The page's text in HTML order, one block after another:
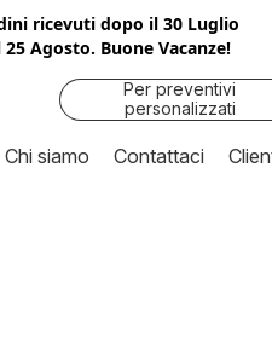
ricevuti dopo il 30 Luglio
Agosto. Buone Vacanze!
Per preventivi
personalizzati
contattaci
Chi siamo Contattaci